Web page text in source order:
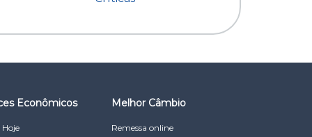
Econômicos
Hoje
Melhor Câmbio
Remessa online